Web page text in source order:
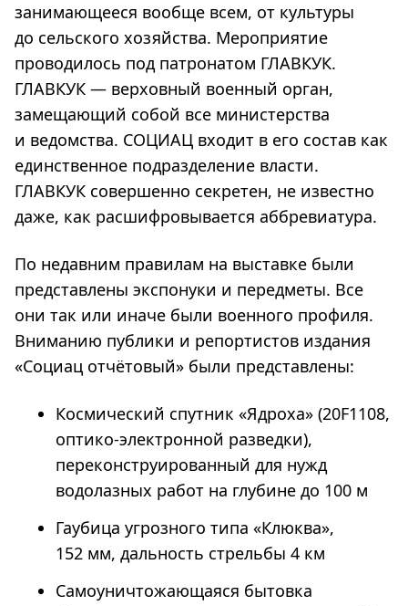
занимающееся вообще всем, от культуры
до сельского хозяйства. Мероприятие
проводилось под патронатом ГЛАВКУК.
ГЛАВКУК — верховный военный орган,
замещающий собой все министерства
и ведомства. СОЦИАЦ входит в его состав как
единственное подразделение власти.
ГЛАВКУК совершенно секретен, не известно
даже, как расшифровывается аббревиатура.
По недавним правилам на выставке были
представлены экспонуки и передметы. Все
они так или иначе были военного профиля.
Вниманию публики и репортистов издания
«Социац отчётовый» были представлены:
Космический спутник «Ядроха» (20F1108,
оптико-электронной разведки),
переконструированный для нужд
водолазных работ на глубине до 100 м
Гаубица угрозного типа «Клюква»,
152 мм, дальность стрельбы 4 км
Самоуничтожающаяся бытовка